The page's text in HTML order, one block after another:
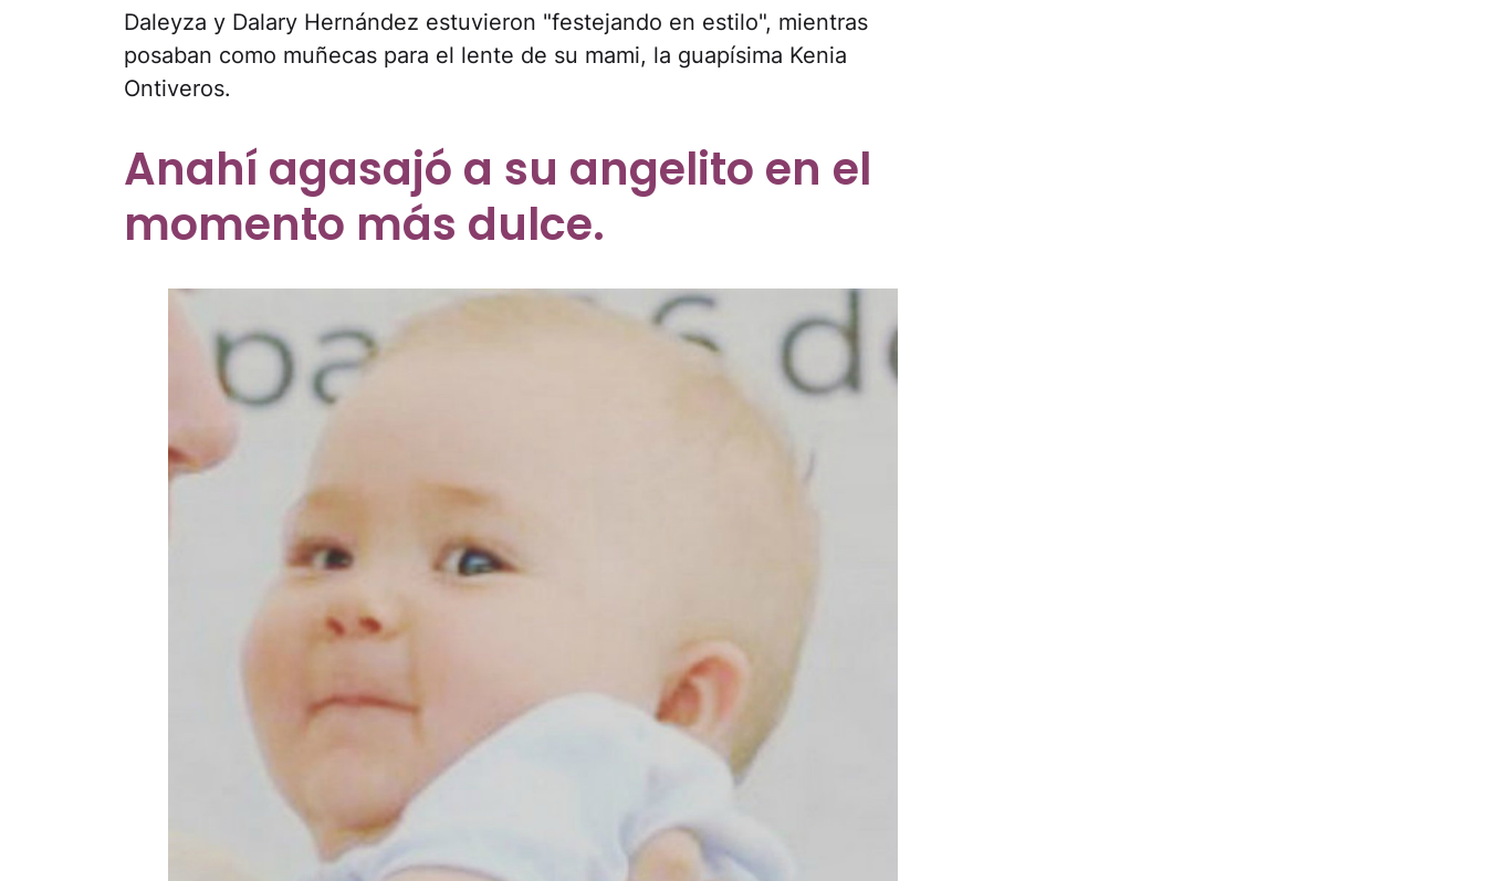
Daleyza y Dalary Hernández estuvieron "festejando en estilo", mientras
posaban como muñecas para el lente de su mami, la guapísima Kenia
Ontiveros.
Anahí agasajó a su angelito en el
momento más dulce.